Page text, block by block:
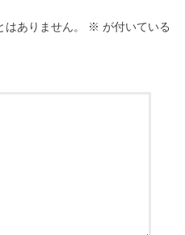
ありません。 ※ が付いている